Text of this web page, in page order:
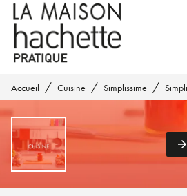
MENU RECHERCHE
PIED DE PAGE
Accueil / Cuisine / Simplissime /
arrow_forward